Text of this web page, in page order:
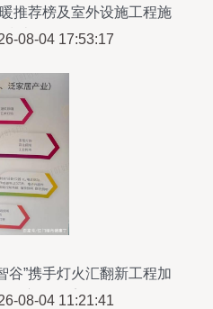
推荐榜及室外设施工程施
指南08-04 17:53:17
谷”携手灯火汇翻新工程加
年初全面完工
08-04 11:21:41